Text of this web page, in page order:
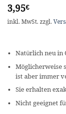
3,95€
inkl. MwSt. zzgl.
Natürlich neu in
Möglicherweise
ist aber immer
Sie erhalten
Nicht geeignet